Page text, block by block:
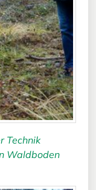
Technik
Waldboden